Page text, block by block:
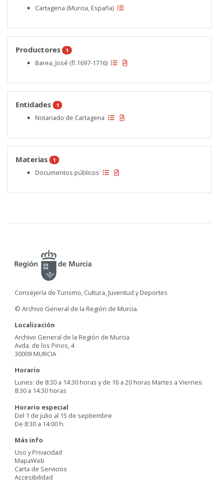
Cartagena (Murcia, España)
Productores 1
Barea, José (fl.1697-1716)
Entidades 1
Notariado de Cartagena
Materias 1
Documentos públicos
Consejería de Turismo, Cultura, Juventud y Deportes
© Archivo General de la Región de Murcia.
Localización
Archivo General de la Región de Murcia
Avda. de los Pinos, 4
30009 MURCIA
Horario
Lunes: de 8:30 a 14:30 horas y de 16 a 20 horas Martes a Viernes:
8:30 a 14:30 horas
Horario especial
Del 1 de julio al 15 de septiembre
De 8:30 a 14:00 h.
Más info
Uso y Privacidad
MapaWeb
Carta de Servicios
Accesibilidad